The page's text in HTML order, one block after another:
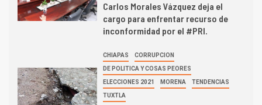
Carlos Morales Vázquez deja el
cargo para enfrentar recurso de
inconformidad por el #PRI.
CHIAPAS CORRUPCION
DE POLITICA Y COSAS PEORES
ELECCIONES 2021 MORENA TENDENCIAS
TUXTLA